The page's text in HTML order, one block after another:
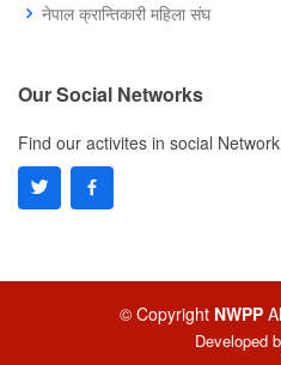
नेपाल क्रान्तिकारी महिला संघ
Our Social Networks
Find our activites in social Network
© Copyright NWPP
Developed